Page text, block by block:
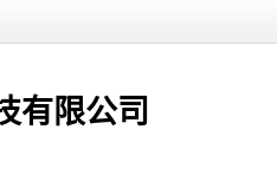
有限公司